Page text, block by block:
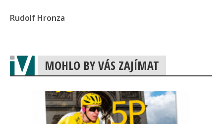
Rudolf Hronza
MOHLO BY VÁS ZAJÍMAT